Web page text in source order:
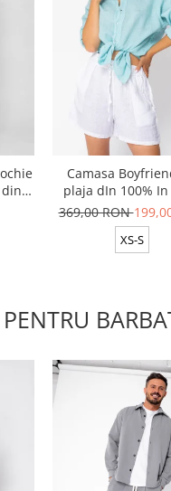
Camasa
plaja dIn 100%
369,00 RON
XS-S